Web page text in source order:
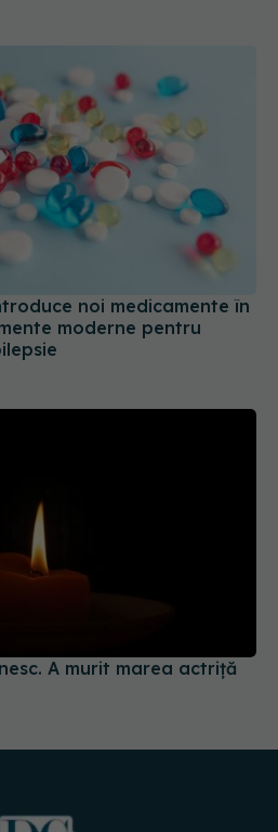
noi medicamente în
moderne pentru
A murit marea actriță